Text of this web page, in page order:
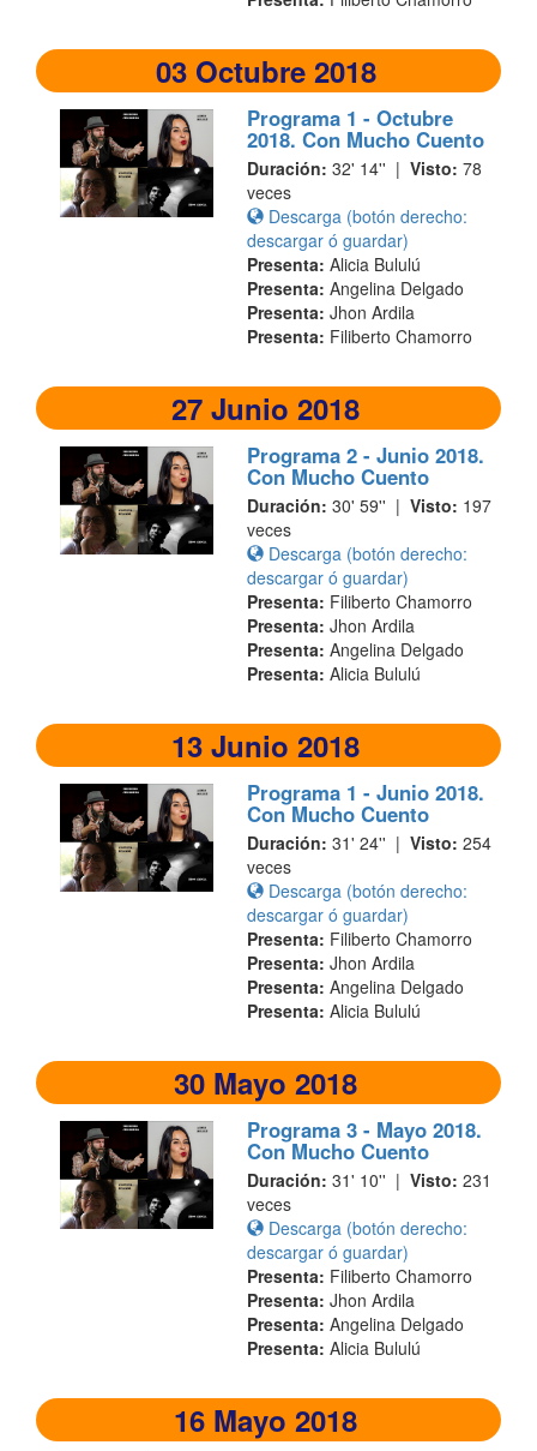
03 Octubre 2018
Programa 1 - Octubre
2018. Con Mucho Cuento
Duración: 32' 14'' | Visto: 78
veces
Descarga (botón derecho:
descargar ó guardar)
Presenta: Alicia Bululú
Presenta: Angelina Delgado
Presenta: Jhon Ardila
Presenta: Filiberto Chamorro
27 Junio 2018
Programa 2 - Junio 2018.
Con Mucho Cuento
Duración: 30' 59'' | Visto: 197
veces
Descarga (botón derecho:
descargar ó guardar)
Presenta: Filiberto Chamorro
Presenta: Jhon Ardila
Presenta: Angelina Delgado
Presenta: Alicia Bululú
13 Junio 2018
Programa 1 - Junio 2018.
Con Mucho Cuento
Duración: 31' 24'' | Visto: 254
veces
Descarga (botón derecho:
descargar ó guardar)
Presenta: Filiberto Chamorro
Presenta: Jhon Ardila
Presenta: Angelina Delgado
Presenta: Alicia Bululú
30 Mayo 2018
Programa 3 - Mayo 2018.
Con Mucho Cuento
Duración: 31' 10'' | Visto: 231
veces
Descarga (botón derecho:
descargar ó guardar)
Presenta: Filiberto Chamorro
Presenta: Jhon Ardila
Presenta: Angelina Delgado
Presenta: Alicia Bululú
16 Mayo 2018